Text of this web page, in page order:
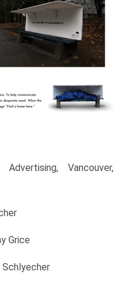
Vancouver,
Grice
Schlyecher